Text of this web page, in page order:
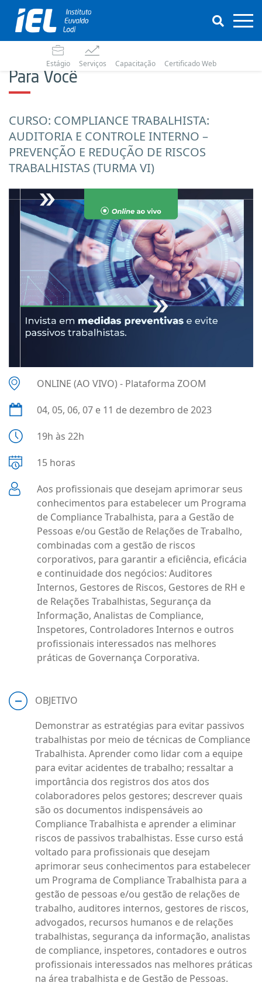
Estágio Serviços Capacitação Certificado Web
Para Você
CURSO: COMPLIANCE TRABALHISTA:
AUDITORIA E CONTROLE INTERNO –
PREVENÇÃO E REDUÇÃO DE RISCOS
TRABALHISTAS (TURMA VI)
ONLINE (AO VIVO) - Plataforma ZOOM
04, 05, 06, 07 e 11 de dezembro de 2023
19h às 22h
15 horas
Aos profissionais que desejam aprimorar seus
conhecimentos para estabelecer um Programa
de Compliance Trabalhista, para a Gestão de
Pessoas e/ou Gestão de Relações de Trabalho,
combinadas com a gestão de riscos
corporativos, para garantir a eficiência, eficácia
e continuidade dos negócios: Auditores
Internos, Gestores de Riscos, Gestores de RH e
de Relações Trabalhistas, Segurança da
Informação, Analistas de Compliance,
Inspetores, Controladores Internos e outros
profissionais interessados nas melhores
práticas de Governança Corporativa.
OBJETIVO
Demonstrar as estratégias para evitar passivos
trabalhistas por meio de técnicas de Compliance
Trabalhista. Aprender como lidar com a equipe
para evitar acidentes de trabalho; ressaltar a
importância dos registros dos atos dos
colaboradores pelos gestores; descrever quais
são os documentos indispensáveis ao
Compliance Trabalhista e aprender a eliminar
riscos de passivos trabalhistas. Esse curso está
voltado para profissionais que desejam
aprimorar seus conhecimentos para estabelecer
um Programa de Compliance Trabalhista para a
gestão de pessoas e/ou gestão de relações de
trabalho, auditores internos, gestores de riscos,
advogados, recursos humanos e de relações
trabalhistas, segurança da informação, analistas
de compliance, inspetores, contadores e outros
profissionais interessados nas melhores práticas
na área trabalhista e de Gestão de Pessoas.